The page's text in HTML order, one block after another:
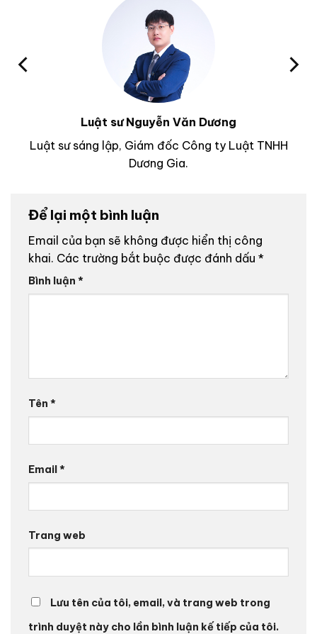
Luật sư Nguyễn Văn Dương
Luật sư sáng lập, Giám đốc Công ty Luật TNHH
Dương Gia.
Để lại một bình luận
Email của bạn sẽ không được hiển thị công
khai. Các trường bắt buộc được đánh dấu *
Bình luận *
Tên *
Email*
Trang web
Lưu tên của tôi, email, và trang web trong
trình duyệt này cho lần bình luận kế tiếp của tôi.